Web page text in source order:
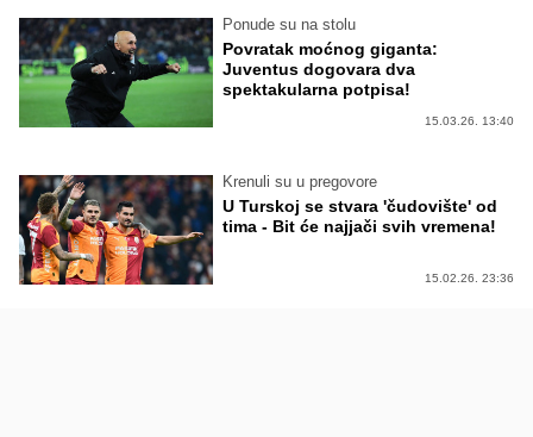
Ponude su na stolu
Povratak moćnog giganta:
Juventus dogovara dva
spektakularna potpisa!
15.03.26. 13:40
Krenuli su u pregovore
U Turskoj se stvara 'čudovište' od
tima - Bit će najjači svih vremena!
15.02.26. 23:36